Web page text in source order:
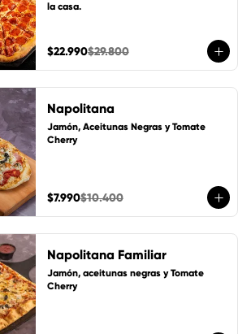
la casa.
$22.990$29.800
Napolitana
Jamón, Aceitunas Negras y Tomate
Cherry
$7.990$10.400
Napolitana Familiar
Jamón, aceitunas negras y Tomate
Cherry